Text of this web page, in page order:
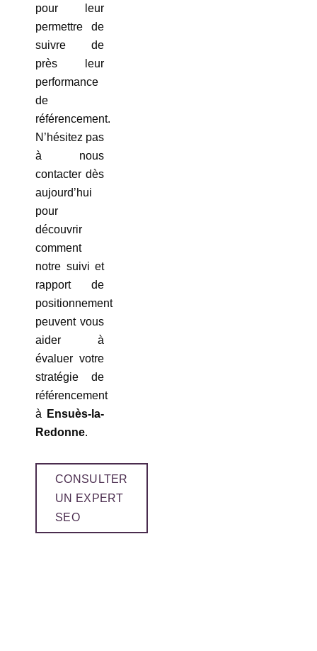
pour leur
permettre de
suivre de
près leur
performance
de
référencement.
N’hésitez pas
à nous
contacter dès
aujourd’hui
pour
découvrir
comment
notre suivi et
rapport de
positionnement
peuvent vous
aider à
évaluer votre
stratégie de
référencement
à
Ensuès-la-
Redonne.
CONSULTER
UN EXPERT
SEO